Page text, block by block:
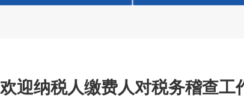
欢迎纳税人缴费人对税务稽查工